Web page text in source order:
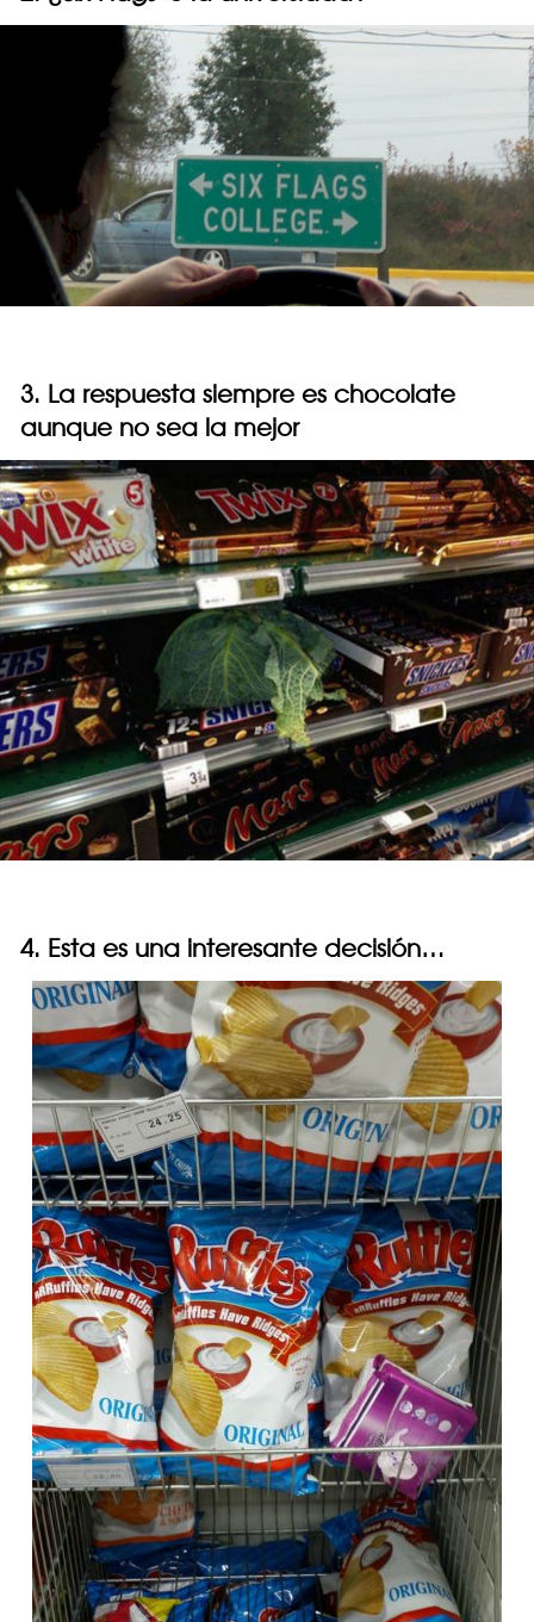
3. La respuesta siempre es chocolate
aunque no sea la mejor
4. Esta es una interesante decisión…